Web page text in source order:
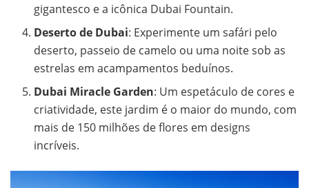
gigantesco e a icônica Dubai Fountain.
Deserto de Dubai: Experimente um safári pelo
deserto, passeio de camelo ou uma noite sob as
estrelas em acampamentos beduínos.
Dubai Miracle Garden: Um espetáculo de cores e
criatividade, este jardim é o maior do mundo, com
mais de 150 milhões de flores em designs
incríveis.